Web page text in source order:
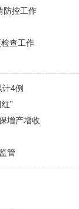
防控工作
查工作
4例
”
增产增收
管